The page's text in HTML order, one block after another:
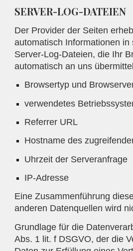
SERVER-LOG-DATEIEN
Der Provider der Seiten
automatisch Informationen in
Server-Log-Dateien, die Ihr
automatisch an uns
Browsertyp und
verwendetes
Referrer URL
Hostname des
Uhrzeit der Serveranfrage
IP-Adresse
Eine Zusammenführung
anderen Datenquellen wird
Grundlage für die
Abs. 1 lit. f DSGVO, der die